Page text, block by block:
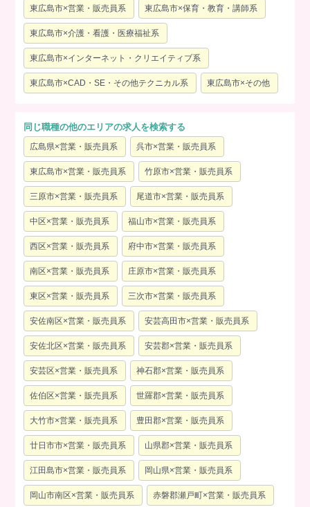
東広島市×営業・販売員系 東広島市×保育・教育・講師系
東広島市×介護・看護・医療福祉系
東広島市×インターネット・クリエイティブ系
東広島市×CAD・SE・その他テクニカル系 東広島市×その他
同じ職種の他のエリアの求人を検索する
広島県×営業・販売員系 呉市×営業・販売員系
東広島市×営業・販売員系 竹原市×営業・販売員系
三原市×営業・販売員系 尾道市×営業・販売員系
中区×営業・販売員系 福山市×営業・販売員系
西区×営業・販売員系 府中市×営業・販売員系
南区×営業・販売員系 庄原市×営業・販売員系
東区×営業・販売員系 三次市×営業・販売員系
安佐南区×営業・販売員系 安芸高田市×営業・販売員系
安佐北区×営業・販売員系 安芸郡×営業・販売員系
安芸区×営業・販売員系 神石郡×営業・販売員系
佐伯区×営業・販売員系 世羅郡×営業・販売員系
大竹市×営業・販売員系 豊田郡×営業・販売員系
廿日市市×営業・販売員系 山県郡×営業・販売員系
江田島市×営業・販売員系 岡山県×営業・販売員系
岡山市南区×営業・販売員系 赤磐郡瀬戸町×営業・販売員系